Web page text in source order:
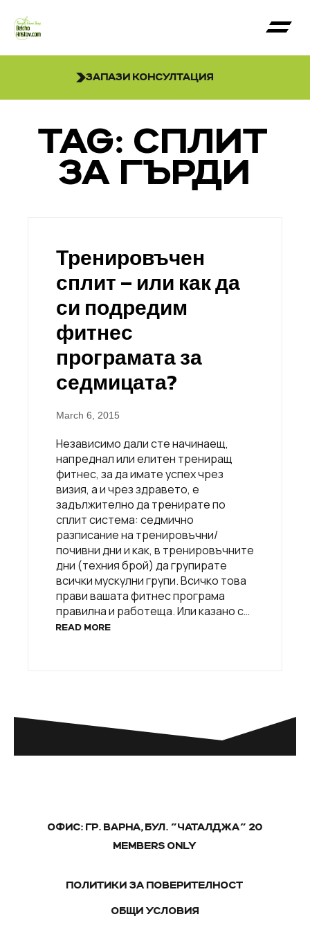
ЗАПАЗИ КОНСУЛТАЦИЯ
TAG: СПЛИТ
ЗА ГЪРДИ
Тренировъчен
сплит – или как да
си подредим
фитнес
програмата за
седмицата?
March 6, 2015
Независимо дали сте начинаещ,
напреднал или елитен трениращ
фитнес, за да имате успех чрез
визия, а и чрез здравето, е
задължително да тренирате по
сплит система: седмично
разписание на тренировъчни/
почивни дни и как, в тренировъчните
дни (техния брой) да групирате
всички мускулни групи. Всичко това
прави вашата фитнес програма
правилна и работеща. Или казано с…
READ MORE
ОФИС: ГР. ВАРНА, БУЛ. "ЧАТАЛДЖА" 20
MEMBERS ONLY
ПОЛИТИКИ ЗА ПОВЕРИТЕЛНОСТ
ОБЩИ УСЛОВИЯ